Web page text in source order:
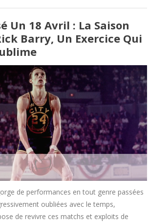
Un 18 Avril : La Saison
Barry, Un Exercice Qui
de performances en tout genre passées
oubliées avec le temps,
de revivre ces matchs et exploits de